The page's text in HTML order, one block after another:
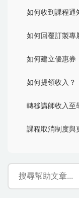
如何收到課程通
如何回覆訂製專
如何建立優惠券
如何提領收入？
轉移講師收入至
課程取消制度與